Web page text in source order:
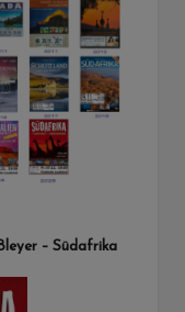
– Südafrika